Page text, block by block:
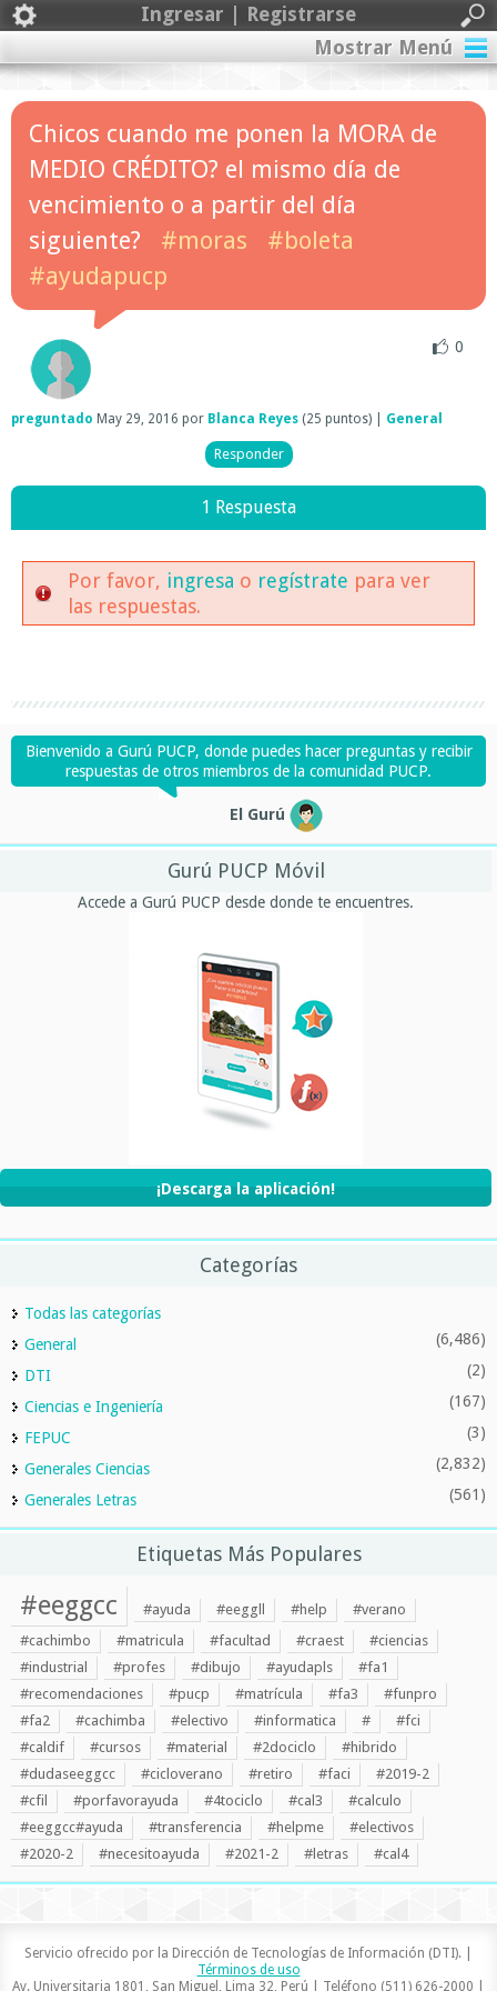
Ingresar | Registrarse
Mostrar Menú
Chicos cuando me ponen la MORA de
MEDIO CRÉDITO? el mismo día de
vencimiento o a partir del día
siguiente?
#moras
#boleta
#ayudapucp
0
preguntado May 29, 2016 por Blanca Reyes (25 puntos) General
1 Respuesta
Por favor, ingresa o regístrate para ver
las respuestas.
Bienvenido a Gurú PUCP, donde puedes hacer preguntas y recibir
respuestas de otros miembros de la comunidad PUCP.
El Gurú
Gurú PUCP Móvil
Accede a Gurú PUCP desde donde te encuentres.
¡Descarga la aplicación!
Categorías
Todas las categorías
General
(6,486)
DTI (2)
Ciencias e Ingeniería (167)
FEPUC (3)
Generales Ciencias (2,832)
Generales Letras (561)
Etiquetas Más Populares
#eeggcc #ayuda #eeggll #help
#verano
#cachimbo
#matricula #facultad #craest
#ciencias
#industrial
#profes #dibujo #ayudapls
#fa1
#recomendaciones
#pucp #matrícula #fa3
#funpro
#fa2
#cachimba #electivo #informatica #
#fci
#caldif
#cursos #material #2dociclo
#hibrido
#dudaseeggcc
#cicloverano #retiro #faci
#2019-2
#cfil
#porfavorayuda #4tociclo #cal3
#calculo
#eeggcc#ayuda
#transferencia #helpme
#electivos
#2020-2
#necesitoayuda #2021-2 #letras #cal4
Servicio ofrecido por la Dirección de Tecnologías de Información (DTI). |
Términos de uso
Av. Universitaria 1801, San Miguel, Lima 32, Perú | Teléfono (511) 626-2000 |